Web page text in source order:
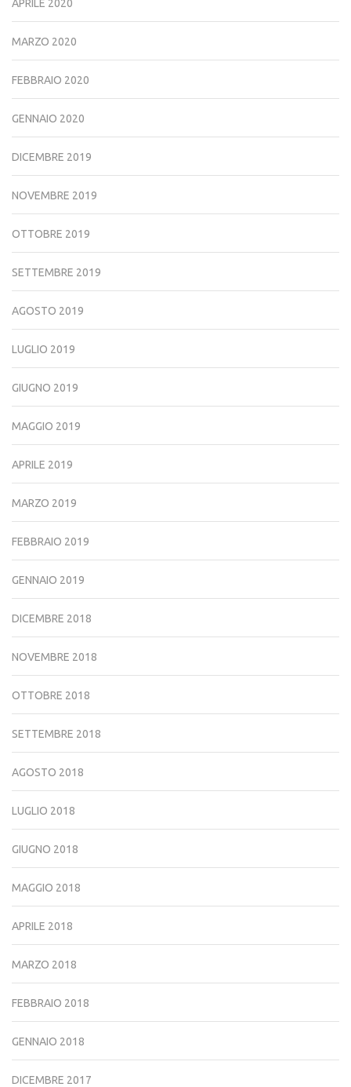
APRILE 2020
MARZO 2020
FEBBRAIO 2020
GENNAIO 2020
DICEMBRE 2019
NOVEMBRE 2019
OTTOBRE 2019
SETTEMBRE 2019
AGOSTO 2019
LUGLIO 2019
GIUGNO 2019
MAGGIO 2019
APRILE 2019
MARZO 2019
FEBBRAIO 2019
GENNAIO 2019
DICEMBRE 2018
NOVEMBRE 2018
OTTOBRE 2018
SETTEMBRE 2018
AGOSTO 2018
LUGLIO 2018
GIUGNO 2018
MAGGIO 2018
APRILE 2018
MARZO 2018
FEBBRAIO 2018
GENNAIO 2018
DICEMBRE 2017